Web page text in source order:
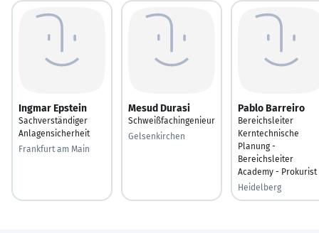
Ingmar Epstein
Sachverständiger
Anlagensicherheit
Frankfurt am Main
Mesud Durasi
Schweißfachingenieur
Gelsenkirchen
Pablo Barreiro
Bereichsleiter
Kerntechnische
Planung -
Bereichsleiter
Academy - Prokurist
Heidelberg